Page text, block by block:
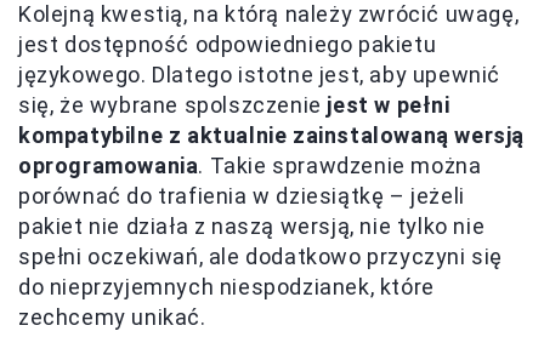
Kolejną kwestią, na którą należy zwrócić uwagę,
jest dostępność odpowiedniego pakietu
językowego. Dlatego istotne jest, aby upewnić
się, że wybrane spolszczenie jest w pełni
kompatybilne z aktualnie zainstalowaną wersją
oprogramowania. Takie sprawdzenie można
porównać do trafienia w dziesiątkę – jeżeli
pakiet nie działa z naszą wersją, nie tylko nie
spełni oczekiwań, ale dodatkowo przyczyni się
do nieprzyjemnych niespodzianek, które
zechcemy unikać.